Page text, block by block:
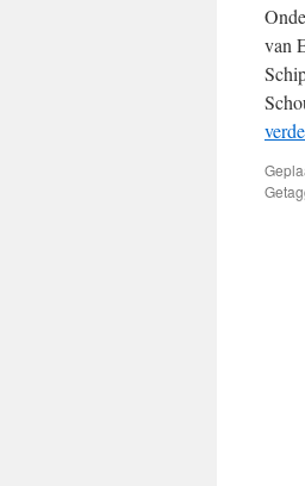
van